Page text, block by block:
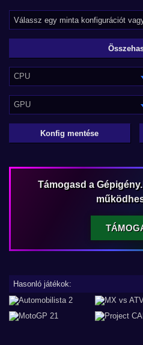
CPU
GPU
Konfig mentése
Támogasd a
Hasonló játékok: